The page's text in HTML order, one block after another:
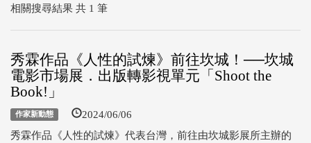
相關搜尋結果 共 1 筆
秀霖作品《人性的試煉》前往坎城！──坎城
電影市場展．出版轉影視單元「Shoot the
Book!」
作家新動態 2024/06/06
秀霖作品《人性的試煉》代表台灣，前往由坎城影展所主辦的